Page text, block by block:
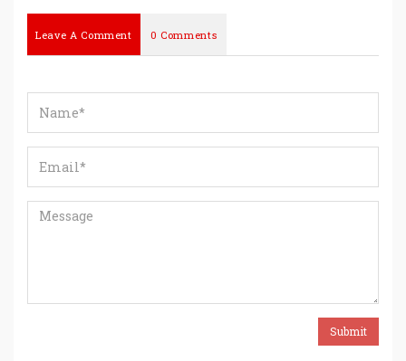
Leave A Comment 0 Comments